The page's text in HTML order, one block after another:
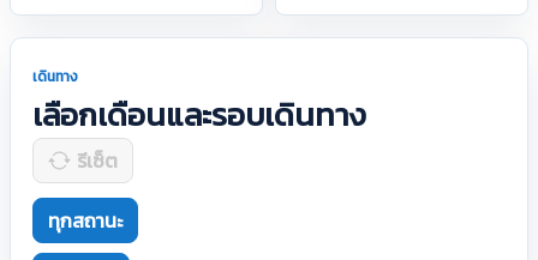
เดินทาง
เลือกเดือนและรอบเดินทาง
รีเซ็ต
ทุกสถานะ